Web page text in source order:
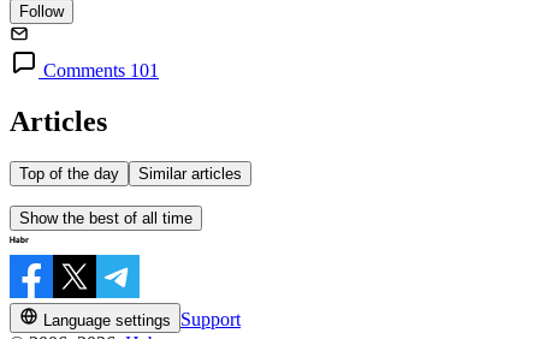
Follow
Comments 101
Articles
Top of the day Similar articles
Show the best of all time
Language settings
Support